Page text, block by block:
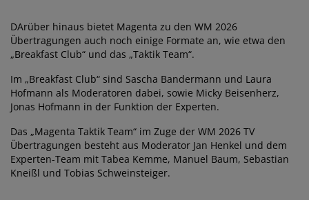
DArüber hinaus bietet Magenta zu den WM 2026
Übertragungen auch noch einige Formate an, wie etwa den
„Breakfast Club“ und das „Taktik Team“.
Im „Breakfast Club“ sind Sascha Bandermann und Laura
Hofmann als Moderatoren dabei, sowie Micky Beisenherz,
Jonas Hofmann in der Funktion der Experten.
Das „Magenta Taktik Team“ im Zuge der WM 2026 TV
Übertragungen besteht aus Moderator Jan Henkel und dem
Experten-Team mit Tabea Kemme, Manuel Baum, Sebastian
Kneißl und Tobias Schweinsteiger.